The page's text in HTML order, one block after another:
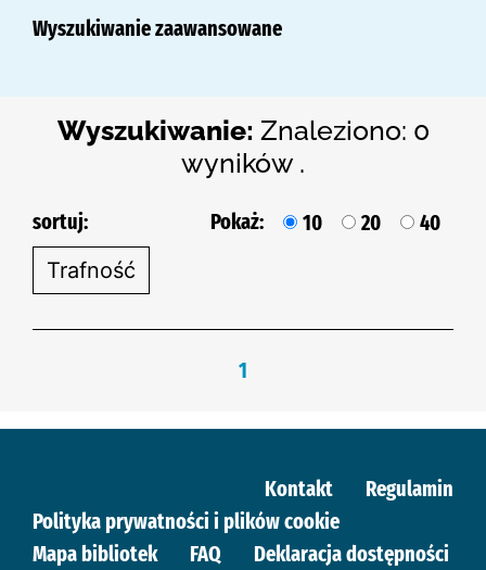
Wyszukiwanie zaawansowane
Wyszukiwanie: Znaleziono: 0
wyników .
sortuj: Pokaż: 10 20 40
1
Kontakt
Regulamin
Polityka prywatności i plików cookie
Mapa bibliotek
FAQ Deklaracja dostępności